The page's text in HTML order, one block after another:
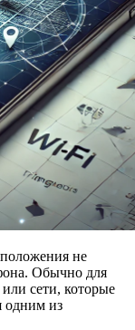
не
Обычно для
сети, которые
одним из